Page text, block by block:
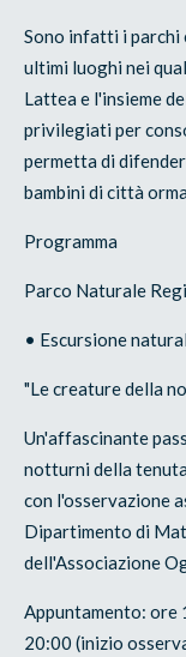
Sono infatti i parchi
ultimi luoghi nei
Lattea e l'insieme
privilegiati per
permetta di
bambini di città
Programma
Parco Naturale
• Escursione
"Le creature della
Un'affascinante
notturni della
con l'osservazione
Dipartimento di
dell'Associazione
Appuntamento: ore
20:00 (inizio